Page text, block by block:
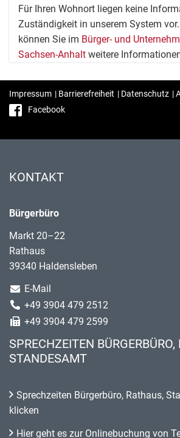
Für Ihren Wohnort liegen keine
Zuständigkeit in unserem System
können Sie im Bürger- und
Sachsen-Anhalt weitere
Impressum | Barrierefreiheit | Datenschutz |
Facebook
KONTAKT
Bürgerbüro
Markt 20–22
Rathaus
39340 Haldensleben
E-Mail
+49 3904 479 2512
+49 3904 479 2599
SPRECHZEITEN BÜRGERBÜRO,
STANDESAMT
Sprechzeiten Bürgerbüro, Rathaus,
klicken
Hier geht es zur Onlinebuchung von